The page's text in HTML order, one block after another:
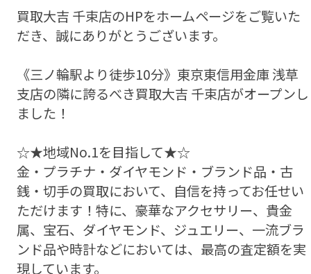
買取大吉 千束店のHPをホームページをご覧いた
だき、誠にありがとうございます。
《三ノ輪駅より徒歩10分》東京東信用金庫 浅草
支店の隣に誇るべき買取大吉 千束店がオープンし
ました！
☆★地域No.1を目指して★☆
金・プラチナ・ダイヤモンド・ブランド品・古
銭・切手の買取において、自信を持ってお任せい
ただけます！特に、豪華なアクセサリー、貴金
属、宝石、ダイヤモンド、ジュエリー、一流ブラ
ンド品や時計などにおいては、最高の査定額を実
現しています。